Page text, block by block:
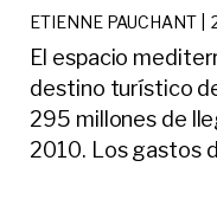
ETIENNE PAUCHANT |
El espacio
destino turístico
295 millones de
2010. Los gastos